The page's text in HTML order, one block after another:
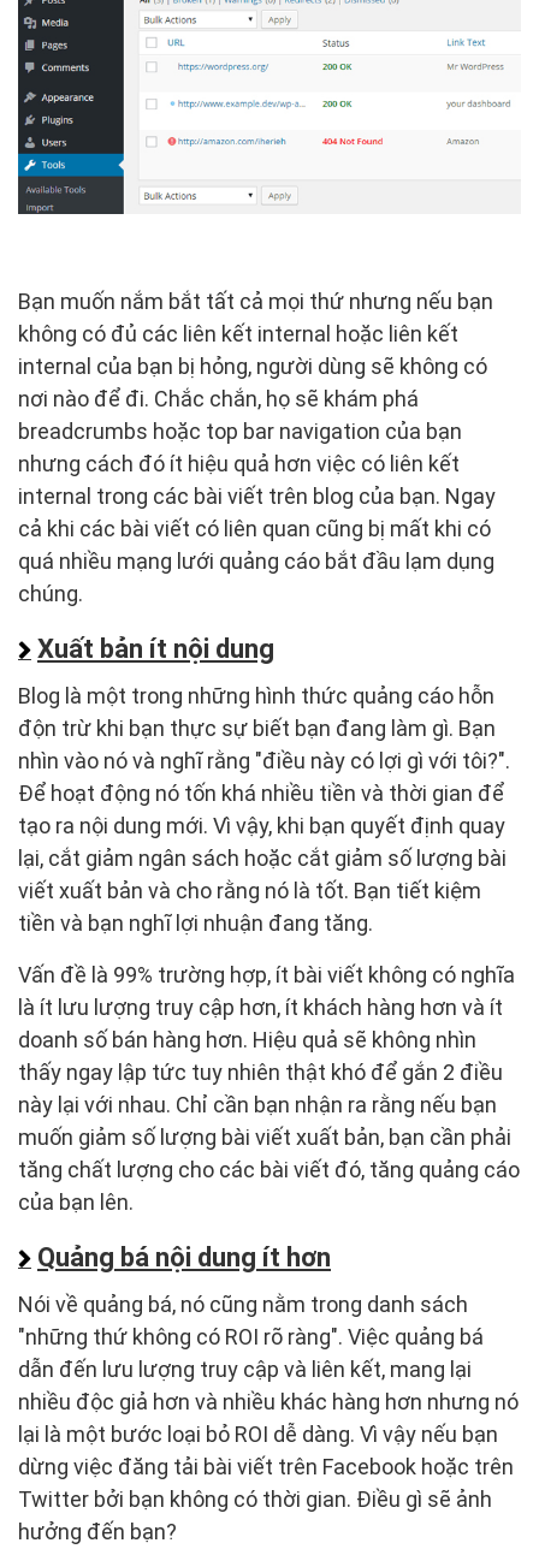
Bạn muốn nắm bắt tất cả mọi thứ nhưng nếu bạn
không có đủ các liên kết internal hoặc liên kết
internal của bạn bị hỏng, người dùng sẽ không có
nơi nào để đi. Chắc chắn, họ sẽ khám phá
breadcrumbs hoặc top bar navigation của bạn
nhưng cách đó ít hiệu quả hơn việc có liên kết
internal trong các bài viết trên blog của bạn. Ngay
cả khi các bài viết có liên quan cũng bị mất khi có
quá nhiều mạng lưới quảng cáo bắt đầu lạm dụng
chúng.
Xuất bản ít nội dung
Blog là một trong những hình thức quảng cáo hỗn
độn trừ khi bạn thực sự biết bạn đang làm gì. Bạn
nhìn vào nó và nghĩ rằng "điều này có lợi gì với tôi?".
Để hoạt động nó tốn khá nhiều tiền và thời gian để
tạo ra nội dung mới. Vì vậy, khi bạn quyết định quay
lại, cắt giảm ngân sách hoặc cắt giảm số lượng bài
viết xuất bản và cho rằng nó là tốt. Bạn tiết kiệm
tiền và bạn nghĩ lợi nhuận đang tăng.
Vấn đề là 99% trường hợp, ít bài viết không có nghĩa
là ít lưu lượng truy cập hơn, ít khách hàng hơn và ít
doanh số bán hàng hơn. Hiệu quả sẽ không nhìn
thấy ngay lập tức tuy nhiên thật khó để gắn 2 điều
này lại với nhau. Chỉ cần bạn nhận ra rằng nếu bạn
muốn giảm số lượng bài viết xuất bản, bạn cần phải
tăng chất lượng cho các bài viết đó, tăng quảng cáo
của bạn lên.
Quảng bá nội dung ít hơn
Nói về quảng bá, nó cũng nằm trong danh sách
"những thứ không có ROI rõ ràng". Việc quảng bá
dẫn đến lưu lượng truy cập và liên kết, mang lại
nhiều độc giả hơn và nhiều khác hàng hơn nhưng nó
lại là một bước loại bỏ ROI dễ dàng. Vì vậy nếu bạn
dừng việc đăng tải bài viết trên Facebook hoặc trên
Twitter bởi bạn không có thời gian. Điều gì sẽ ảnh
hưởng đến bạn?